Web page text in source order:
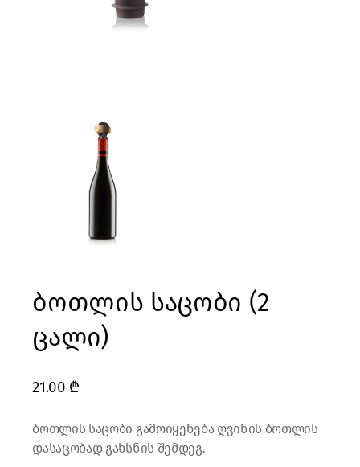
ბოთლის საცობი (2
ცალი)
21.00 ₾
ბოთლის საცობი გამოიყენება ღვინის ბოთლის
დასაცობად გახსნის შემდეგ.